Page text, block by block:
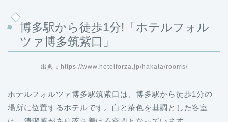
博多駅から徒歩1分!「ホテルフォル
ツァ博多筑紫口」
出典：https://www.hotelforza.jp/hakata/rooms/
ホテルフォルツァ博多駅筑紫口は、博多駅から徒歩1分の
場所に位置するホテルです。白と茶色を基調とした客室